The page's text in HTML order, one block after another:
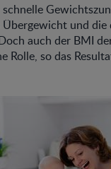
und die
auch der BMI
Rolle, so das